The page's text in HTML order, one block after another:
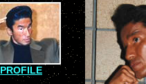
PROFILE